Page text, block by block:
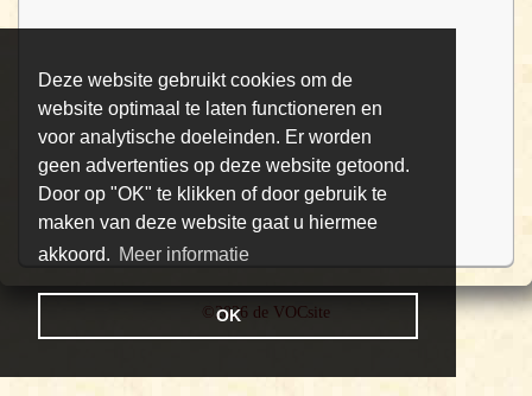
Deze website gebruikt cookies om de
website optimaal te laten functioneren en
voor analytische doeleinden. Er worden
geen advertenties op deze website getoond.
Door op "OK" te klikken of door gebruik te
maken van deze website gaat u hiermee
akkoord. Meer informatie
OK
©2026 de VOCsite